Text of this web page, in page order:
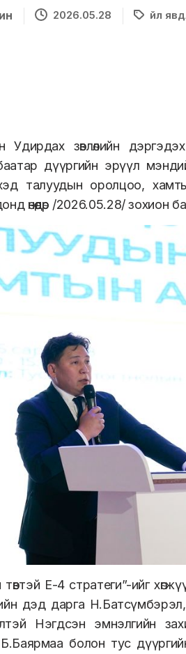
2026.05.28 Үйл
зөвлөлийн
дүүргийн эрүүл
талуудын оролцоо,
өнөөдөр /2026.05.28/ зохион
Е-4 стратеги”-ийг
дэд дарга
Нэгдсэн эмнэлгийн
Б.Баярмаа болон тус